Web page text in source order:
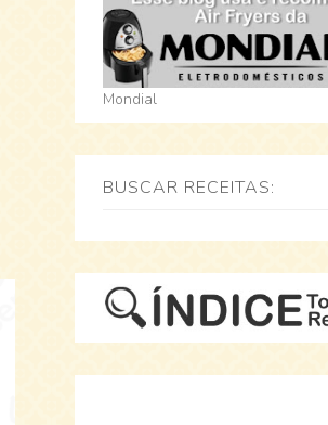
Mondial
BUSCAR RECEITAS: